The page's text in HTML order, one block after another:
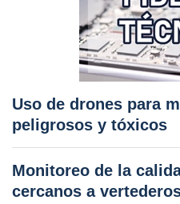
Uso de drones para
peligrosos y tóxicos
Monitoreo de la
cercanos a